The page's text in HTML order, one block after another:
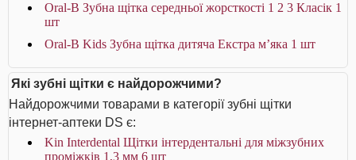
Oral-B Зубна щітка середньої жорсткості 1 2 3 Класік 1
шт
Oral-B Kids Зубна щітка дитяча Екстра м’яка 1 шт
Які зубні щітки є найдорожчими?
Найдорожчими товарами в категорії зубні щітки
інтернет-аптеки DS є:
Kin Interdental Щітки інтердентальні для міжзубних
проміжків 1,3 мм 6 шт